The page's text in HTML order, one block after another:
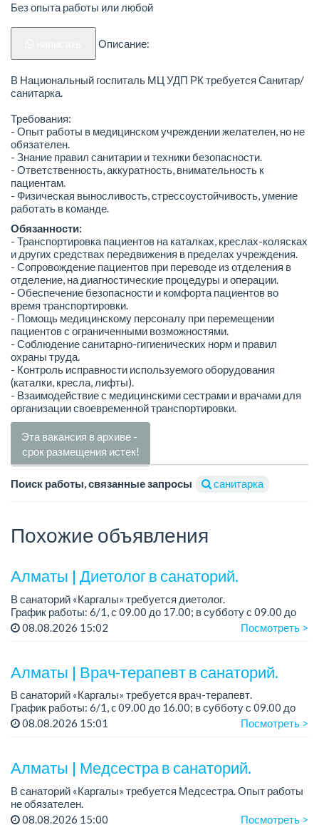
Без опыта работы или любой
Описание:
В Национальный госпиталь МЦ УДП РК требуется Санитар/
санитарка.
Требования:
- Опыт работы в медицинском учреждении желателен, но не
обязателен.
- Знание правил санитарии и техники безопасности.
- Ответственность, аккуратность, внимательность к
пациентам.
- Физическая выносливость, стрессоустойчивость, умение
работать в команде.
Обязанности:
- Транспортировка пациентов на каталках, креслах-колясках
и других средствах передвижения в пределах учреждения.
- Сопровождение пациентов при переводе из отделения в
отделение, на диагностические процедуры и операции.
- Обеспечение безопасности и комфорта пациентов во
время транспортировки.
- Помощь медицинскому персоналу при перемещении
пациентов с ограниченными возможностями.
- Соблюдение санитарно-гигиенических норм и правил
охраны труда.
- Контроль исправности используемого оборудования
(каталки, кресла, лифты).
- Взаимодействие с медицинскими сестрами и врачами для
организации своевременной транспортировки.
Эта вакансия в архиве -
срок размещения истек!
Поиск работы, связанные запросы санитарка
Похожие объявления
Алматы | Диетолог в санаторий.
В санаторий «Каргалы» требуется диетолог.
График работы: 6/1, с 09.00 до 17.00; в субботу с 09.00 до
12.00.
...
08.08.2026 15:02 Посмотреть >
Алматы | Врач-терапевт в санаторий.
В санаторий «Каргалы» требуется врач-терапевт.
График работы: 6/1, c 09.00 до 16.00; в субботу с 09.00 до
12.00.
08.08.2026 15:01 Посмотреть >
Алматы | Медсестра в санаторий.
В санаторий «Каргалы» требуется Медсестра. Опыт работы
не обязателен.
Зарплата: 150 000 тенге + соцпакет.
08.08.2026 15:00 Посмотреть >